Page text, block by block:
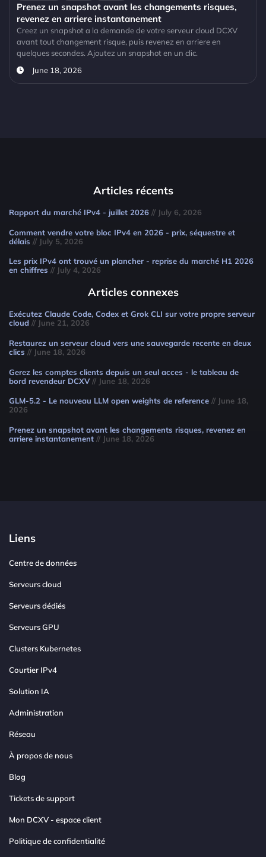
Prenez un snapshot avant les changements risques,
revenez en arriere instantanement
Creez un snapshot a la demande de votre serveur cloud DCXV
avant tout changement risque, puis revenez en arriere en
quelques secondes. Ajoutez un snapshot en un clic.
June 18, 2026
Articles récents
Rapport du marché IPv4 - juillet 2026 // July 6, 2026
Comment vendre votre bloc IPv4 en 2026 - prix, séquestre et
délais // July 5, 2026
Les prix IPv4 ont trouvé un plancher - reprise du marché H1 2026
en chiffres // July 4, 2026
Articles connexes
Exécutez Claude Code, Codex et Grok CLI sur votre propre serveur
cloud // June 21, 2026
Restaurez un serveur cloud vers une sauvegarde recente en deux
clics // June 18, 2026
Gerez les comptes clients depuis un seul acces - le tableau de
bord revendeur DCXV// June 18, 2026
GLM-5.2 - Le nouveau LLM open weights de reference // June 18,
2026
Prenez un snapshot avant les changements risques, revenez en
arriere instantanement // June 18, 2026
Liens
Centre de données
Serveurs cloud
Serveurs dédiés
Serveurs GPU
Clusters Kubernetes
Courtier IPv4
Solution IA
Administration
Réseau
À propos de nous
Blog
Tickets de support
Mon DCXV - espace client
Politique de confidentialité